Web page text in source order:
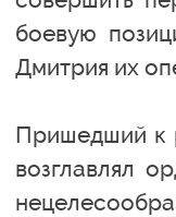
боевую
Дмитрия их
Пришедший к
возглавлял